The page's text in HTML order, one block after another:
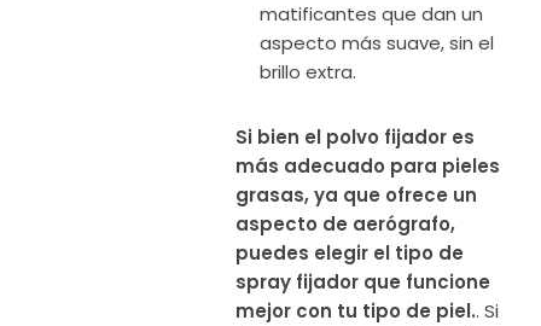
matificantes que dan un
aspecto más suave, sin el
brillo extra.
Si bien el polvo fijador es
más adecuado para pieles
grasas, ya que ofrece un
aspecto de aerógrafo,
puedes elegir el tipo de
spray fijador que funcione
mejor con tu tipo de piel.. Si